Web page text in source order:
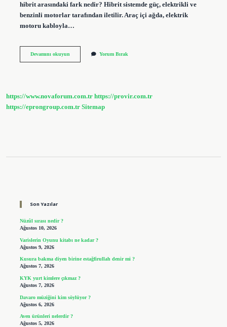
hibrit arasındaki fark nedir? Hibrit sistemde güç, elektrikli ve
benzinli motorlar tarafından iletilir. Araç içi ağda, elektrik
motoru kabloyla…
Devamını okuyunNissan
Mı
Yorum Bırak
https://www.novaforum.com.tr https://provir.com.tr
https://eprongroup.com.tr Sitemap
Son Yazılar
Nüzûl sırası nedir ?
Ağustos 10, 2026
Varislerin Oyunu kitabı ne kadar ?
Ağustos 9, 2026
Kusura bakma diyen birine estağfirullah denir mi ?
Ağustos 7, 2026
KYK yurt kimlere çıkmaz ?
Ağustos 7, 2026
Davaro müziğini kim söylüyor ?
Ağustos 6, 2026
Aven ürünleri nelerdir ?
Ağustos 5, 2026